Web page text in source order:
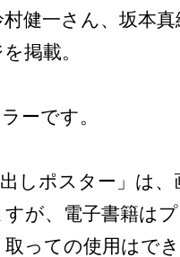
健一さん、坂本
掲載。
ーです。
しポスター」は、
が、電子書籍は
っての使用はで